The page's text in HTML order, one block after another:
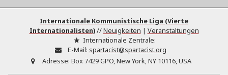
Internationale Kommunistische Liga (Vierte
Internationalisten)//Neuigkeiten | Veranstaltungen
Internationale Zentrale:
E-Mail: spartacist@spartacist.org
Adresse: Box 7429 GPO, New York, NY 10116, USA